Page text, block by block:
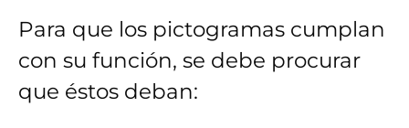
Para que los pictogramas cumplan
con su función, se debe procurar
que éstos deban: